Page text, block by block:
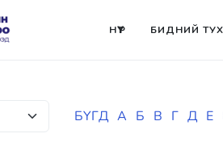
НҮҮР БИДНИЙ
БҮГД А Б В Г Д Е